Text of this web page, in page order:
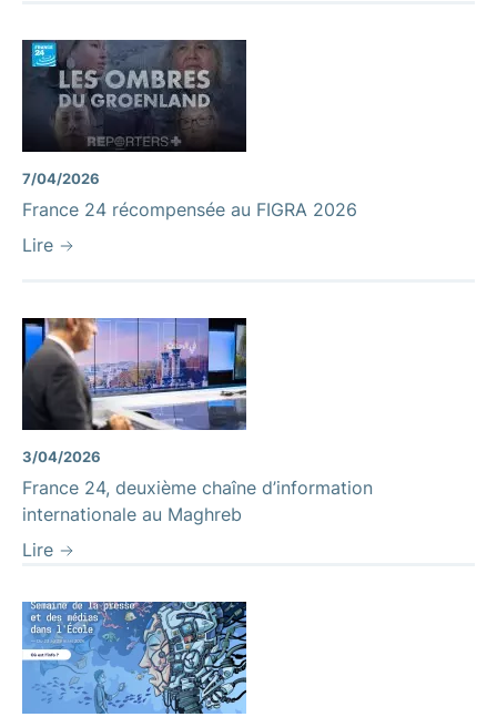
7/04/2026
France 24 récompensée au FIGRA 2026
Lire
3/04/2026
France 24, deuxième chaîne d’information
internationale au Maghreb
Lire